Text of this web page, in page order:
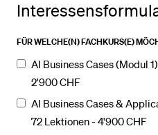
FÜR WELCHE(N) FACHKURS(E)
AI Business Cases (Modul
2'900 CHF
AI Business Cases &
72 Lektionen - 4'900 CHF
Alumni
Stellensuchende
Förderer
Medien
BELIEBTE INHALTE